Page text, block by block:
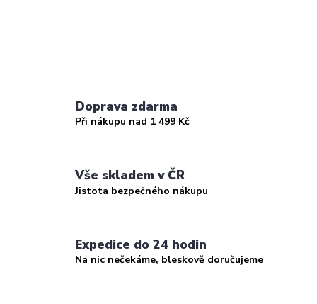
Doprava zdarma
Při nákupu nad 1 499 Kč
Vše skladem v ČR
Jistota bezpečného nákupu
Expedice do 24 hodin
Na nic nečekáme, bleskově doručujeme